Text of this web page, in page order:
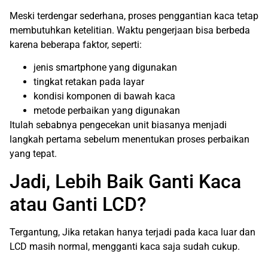
Meski terdengar sederhana, proses penggantian kaca tetap
membutuhkan ketelitian. Waktu pengerjaan bisa berbeda
karena beberapa faktor, seperti:
jenis smartphone yang digunakan
tingkat retakan pada layar
kondisi komponen di bawah kaca
metode perbaikan yang digunakan
Itulah sebabnya pengecekan unit biasanya menjadi
langkah pertama sebelum menentukan proses perbaikan
yang tepat.
Jadi, Lebih Baik Ganti Kaca
atau Ganti LCD?
Tergantung, Jika retakan hanya terjadi pada kaca luar dan
LCD masih normal, mengganti kaca saja sudah cukup.